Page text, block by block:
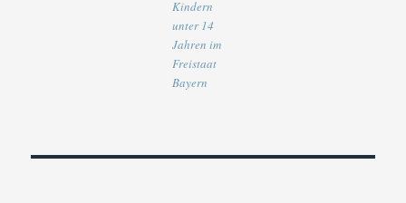
Kindern
unter 14
Jahren im
Freistaat
Bayern